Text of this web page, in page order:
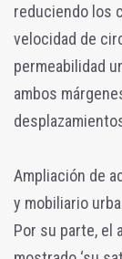
reduciendo los
velocidad de
permeabilidad
ambos
Ampliación de
y mobiliario
Por su parte, el